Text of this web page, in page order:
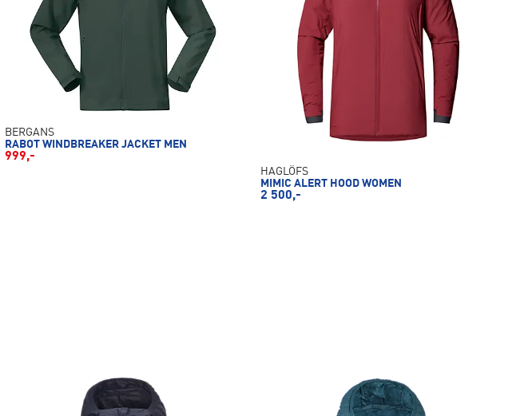
BERGANS
RABOT WINDBREAKER JACKET MEN
999,-
HAGLÖFS
MIMIC ALERT HOOD WOMEN
2 500,-